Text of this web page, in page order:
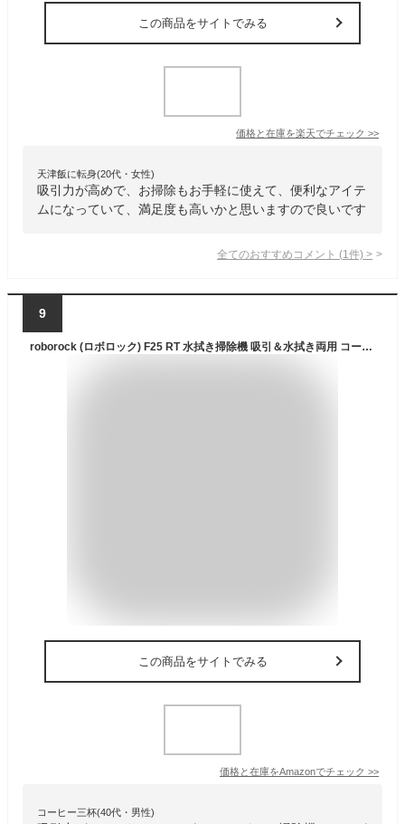
この商品をサイトでみる
価格と在庫を楽天でチェック >>
天津飯に転身(20代・女性)
吸引力が高めで、お掃除もお手軽に使えて、便利なアイテ
ムになっていて、満足度も高いかと思いますので良いです
全てのおすすめコメント (1 件) >
9
roborock (ロボロック) F25 RT 水拭き掃除機 吸引＆水拭き両用 コードレス掃除機 ローラーブラシ毛がらみゼロ 20000Paピーク吸引力 90℃自動洗浄&乾燥 細菌抑え エッジ清掃対応 180°フラットリーチ2.0 40分稼働可能 乾湿両用掃除機 大容量清水＆汚水タンク 日本語音声案内 お手入れ簡単
この商品をサイトでみる
価格と在庫をAmazonでチェック >>
コーヒー三杯(40代・男性)